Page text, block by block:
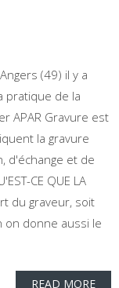
(49) il y a
pratique de la
APAR Gravure est
la gravure
d'échange et de
CE QUE LA
du graveur, soit
on donne aussi le
READ MORE